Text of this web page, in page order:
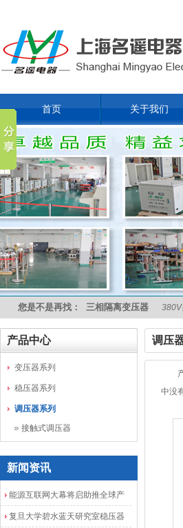
首页 关于我们
您是不是再找： 三相隔离变压器
产品中心
变压器系列
稳压器系列
调压器系列
接触式调压器
新闻资讯
能源互联网大幕将启助推全球产
业发展加速度
复旦大学碧水蓝天研究室稳压器
调压
中没